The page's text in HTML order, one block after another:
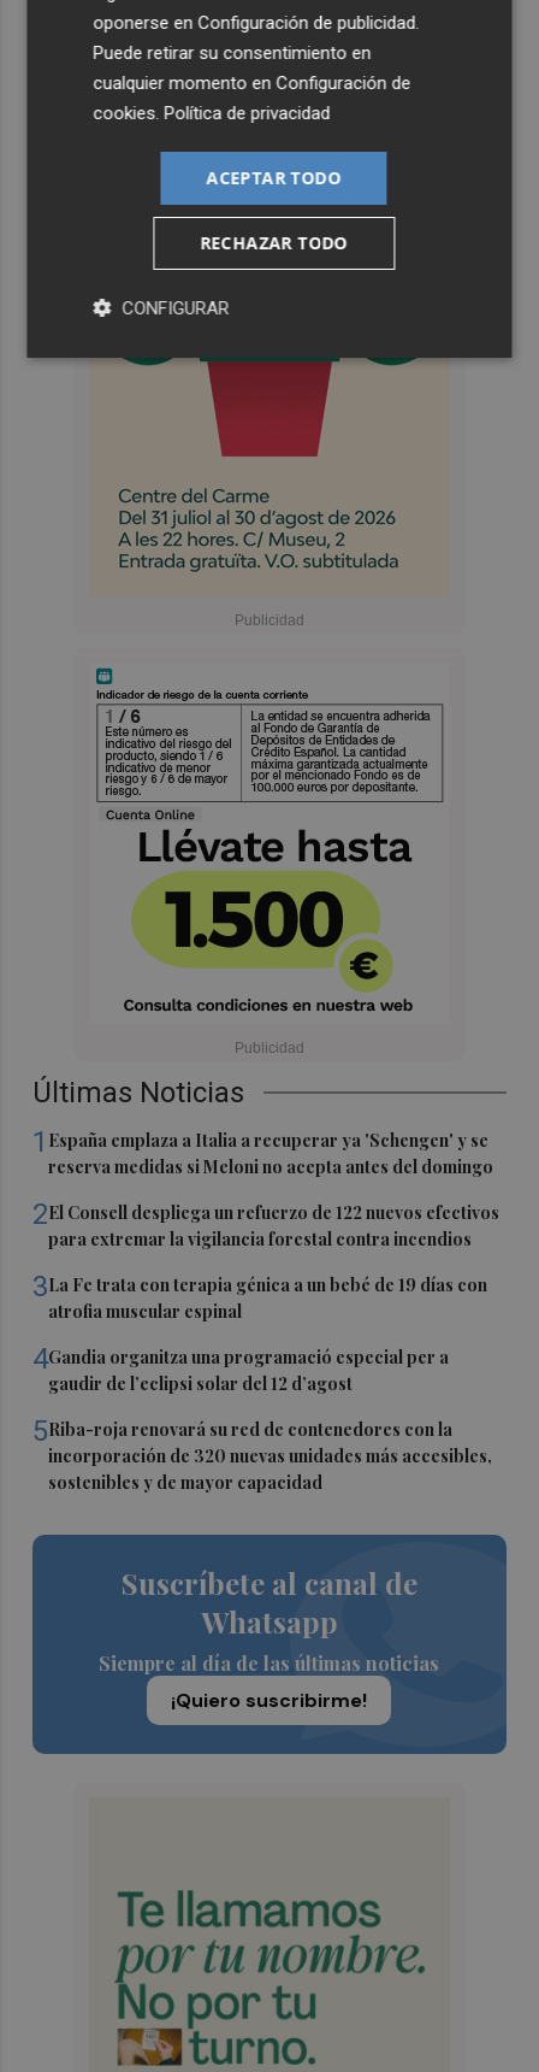
Últimas Noticias
1 España emplaza a Italia a recuperar ya 'Schengen' y se
reserva medidas si Meloni no acepta antes del domingo
2El Consell despliega un refuerzo de 122 nuevos efectivos
para extremar la vigilancia forestal contra incendios
3La Fe trata con terapia génica a un bebé de 19 días con
atrofia muscular espinal
4Gandia organitza una programació especial per a
gaudir de l’eclipsi solar del 12 d’agost
5Riba-roja renovará su red de contenedores con la
incorporación de 320 nuevas unidades más accesibles,
sostenibles y de mayor capacidad
Suscríbete al canal de
Whatsapp
Siempre al día de las últimas noticias
¡Quiero suscribirme!
oponerse enConfiguración de publicidad
Puede retirar su consentimiento en
cualquier momento enConfiguración de
cookies .Política de privacidad
ACEPTAR TODO
RECHAZAR TODO
CONFIGURAR